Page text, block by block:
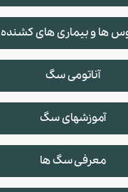
ها و بیماری های کشنده
آناتومی سگ
آموزشهای سگ
معرفی سگ ها